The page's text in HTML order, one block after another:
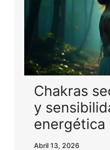
Chakras
y
energética
Abril 13, 2026